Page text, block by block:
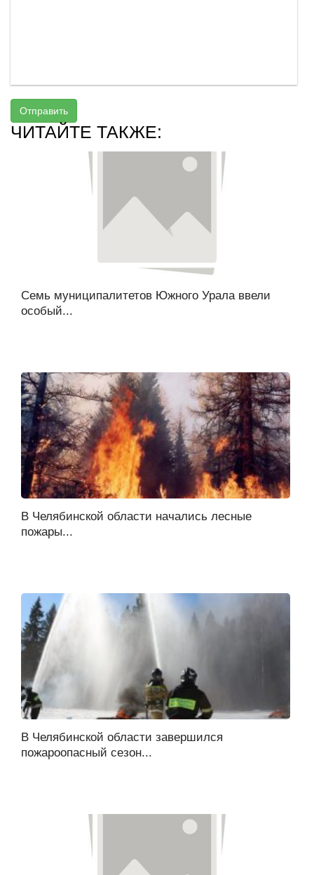
Отправить
ЧИТАЙТЕ ТАКЖЕ:
Семь муниципалитетов Южного Урала ввели
особый...
В Челябинской области начались лесные
пожары...
В Челябинской области завершился
пожароопасный сезон...